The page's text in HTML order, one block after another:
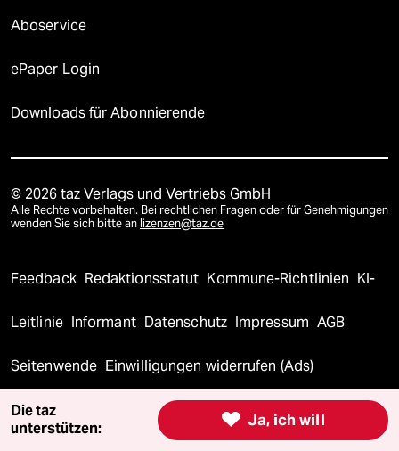
Aboservice
ePaper Login
Downloads für Abonnierende
© 2026 taz Verlags und Vertriebs GmbH
Alle Rechte vorbehalten. Bei rechtlichen Fragen oder für Genehmigungen
wenden Sie sich bitte an lizenzen@taz.de
Feedback Redaktionsstatut Kommune-Richtlinien KI-
Leitlinie Informant Datenschutz Impressum AGB
Seitenwende Einwilligungen widerrufen (Ads)
 Ja, ich will
Die taz
unterstützen: